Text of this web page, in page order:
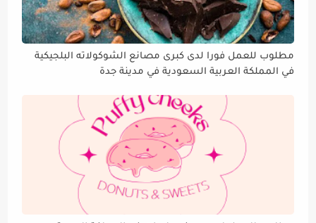
مطلوب للعمل فورا لدى كبرى مصانع الشوكولاته البلجيكية
في المملكة العربية السعودية في مدينة جدة